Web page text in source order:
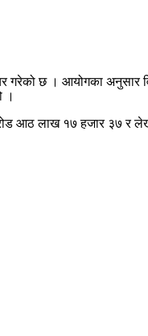
गरेको छ । आयोगका अनुसार
।
आठ लाख १७ हजार ३७ र